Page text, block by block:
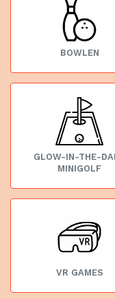
BOWLEN
GLOW-IN-THE-
MINIGOLF
VR GAMES